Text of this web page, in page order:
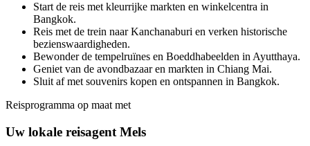
Start de reis met kleurrijke markten en winkelcentra in
Bangkok.
Reis met de trein naar Kanchanaburi en verken historische
bezienswaardigheden.
Bewonder de tempelruïnes en Boeddhabeelden in Ayutthaya.
Geniet van de avondbazaar en markten in Chiang Mai.
Sluit af met souvenirs kopen en ontspannen in Bangkok.
Reisprogramma op maat met
Uw lokale reisagent Mels